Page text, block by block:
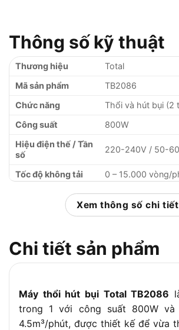
Thông số kỹ thuật
Thương hiệu
Total
Mã sản phẩm
TB2086
Chức năng
Thổi và hút bụi (2
Công suất
800W
Hiệu điện thế / Tần
số
220-240V / 50-
Tốc độ không tải
0 – 15.000 vòng/
Lưu lượng khí tối
0 – 4.5 m³/phút
Công tắc rảnh tay
Có (Lock-on
Trọng lượng máy
Khoảng 2.1 kg
Phụ kiện kèm theo
thổi/hút
Bảo hành
6 tháng
Xem thông số chi tiết
Chi tiết sản phẩm
Máy thổi hút bụi Total TB2086
trong 1 với công suất 800W
4.5m³/phút, được thiết kế để vừa